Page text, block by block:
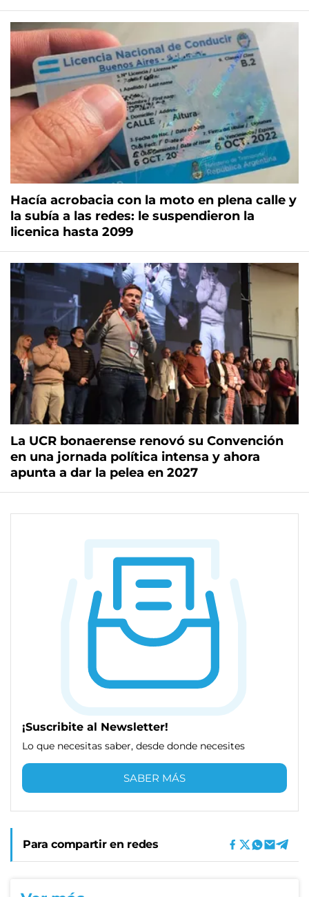
Hacía acrobacia con la moto en plena calle y
la subía a las redes: le suspendieron la
licenica hasta 2099
La UCR bonaerense renovó su Convención
en una jornada política intensa y ahora
apunta a dar la pelea en 2027
¡Suscribite al Newsletter!
Lo que necesitas saber, desde donde necesites
SABER MÁS
Para compartir en redes